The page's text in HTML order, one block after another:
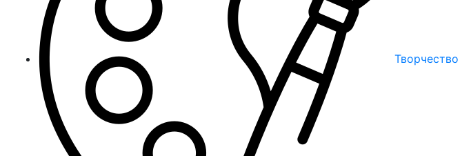
Творчество